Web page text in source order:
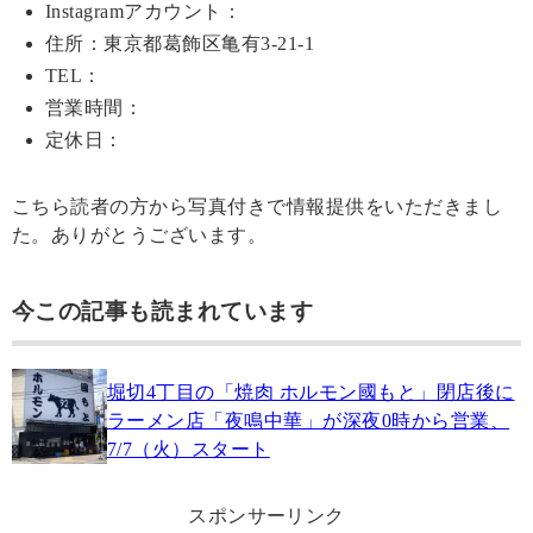
Instagramアカウント：
住所：東京都葛飾区亀有3-21-1
TEL：
営業時間：
定休日：
こちら読者の方から写真付きで情報提供をいただきまし
た。ありがとうございます。
今この記事も読まれています
堀切4丁目の「焼肉 ホルモン國もと」閉店後に
ラーメン店「夜鳴中華」が深夜0時から営業、
7/7（火）スタート
スポンサーリンク